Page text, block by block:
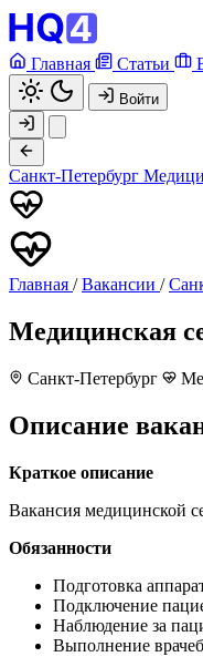
Главная Статьи
Войти
Санкт-Петербург
Главная / Вакансии /
Медицинская
Санкт-Петербург
Описание
Краткое описание
Вакансия медицинской
Обязанности
Подготовка
Подключение
Наблюдение за
Выполнение